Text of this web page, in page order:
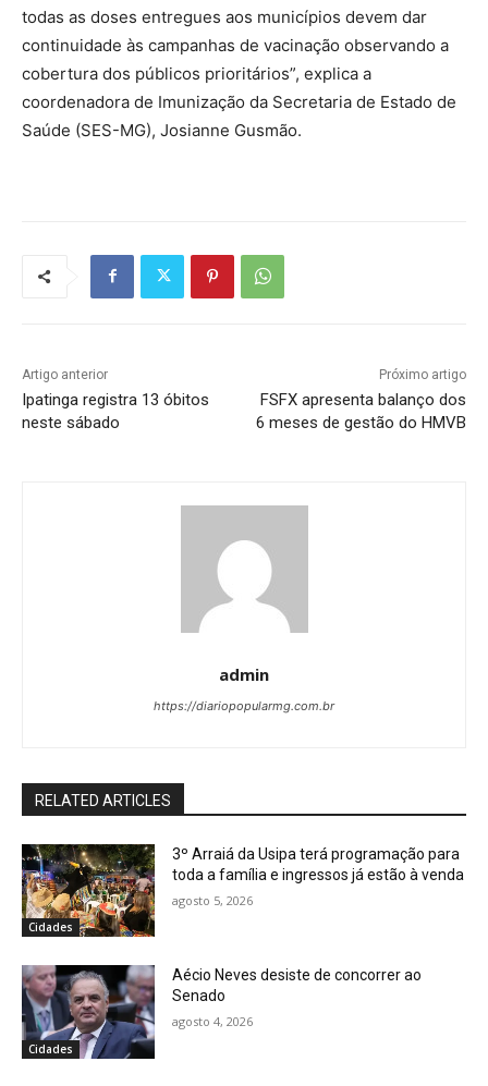
todas as doses entregues aos municípios devem dar
continuidade às campanhas de vacinação observando a
cobertura dos públicos prioritários”, explica a
coordenadora de Imunização da Secretaria de Estado de
Saúde (SES-MG), Josianne Gusmão.
Artigo anterior
Ipatinga registra 13 óbitos
neste sábado
Próximo artigo
FSFX apresenta balanço dos
6 meses de gestão do HMVB
admin
https://diariopopularmg.com.br
RELATED ARTICLES
Cidades
3º Arraiá da Usipa terá programação para
toda a família e ingressos já estão à venda
agosto 5, 2026
Cidades
Aécio Neves desiste de concorrer ao
Senado
agosto 4, 2026